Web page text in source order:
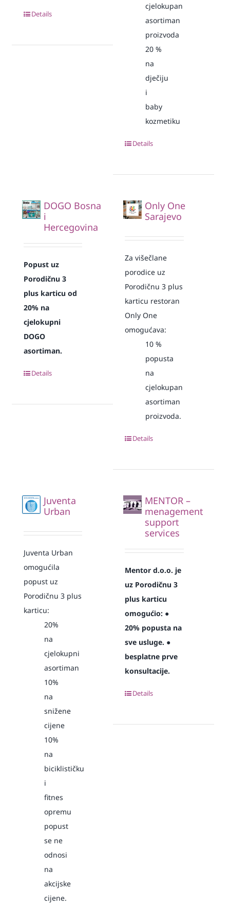
Details
cjelokupan
asortiman
proizvoda
20%
na
dječiju
i
baby
kozmetiku
Details
DOGO Bosna
i
Hercegovina
Popust uz
Porodičnu 3
plus karticu od
20% na
cjelokupni
DOGO
asortiman.
Details
Only One
Sarajevo
Za višečlane
porodice uz
Porodičnu 3 plus
karticu restoran
Only One
omogućava:
10%
popusta
na
cjelokupan
asortiman
proizvoda.
Details
Juventa
Urban
Juventa Urban
omogućila
popust uz
Porodičnu 3 plus
karticu:
20%
na
cjelokupni
asortiman
10%
na
snižene
cijene
10%
na
biciklističku
i
fitnes
opremu
popust
se ne
odnosi
na
akcijske
cijene.
MENTOR –
menagement
support
services
Mentor d.o.o. je
uz Porodičnu 3
plus karticu
omogućio: ●
20% popusta na
sve usluge. ●
besplatne prve
konsultacije.
Details